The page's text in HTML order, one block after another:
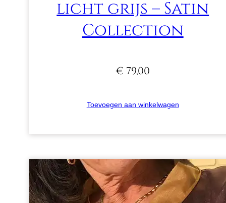
licht grijs – Satin
Collection
€ 79,00
Toevoegen aan winkelwagen